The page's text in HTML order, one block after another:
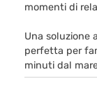
momenti di
Una soluzione
perfetta per
minuti dal